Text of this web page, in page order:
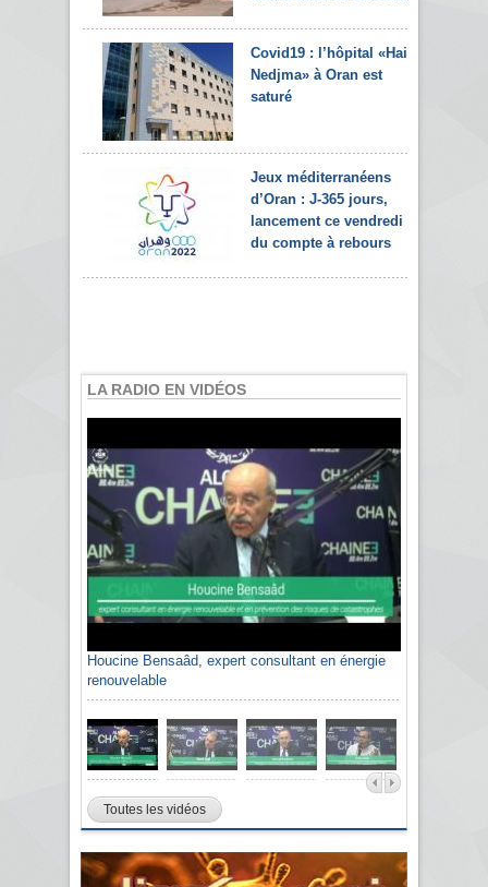
Covid19 : l’hôpital «Hai
Nedjma» à Oran est
saturé
Jeux méditerranéens
d’Oran : J-365 jours,
lancement ce vendredi
du compte à rebours
LA RADIO EN VIDÉOS
Houcine Bensaâd, expert consultant en énergie
renouvelable
Toutes les vidéos